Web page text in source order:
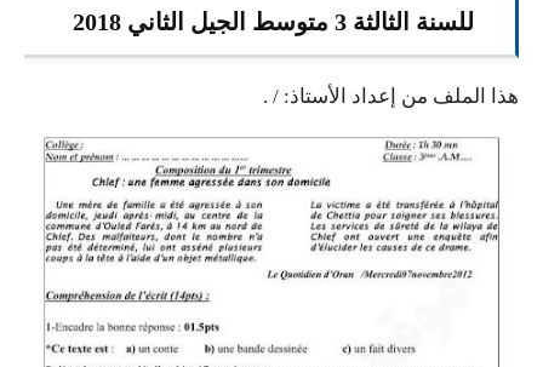
السنة الثانية متوسط
شهادة التعليم المتوسط
بنك الفروض و الاختبارات
محفظة الأستاذ
بنك مذكرات الاستاذ
للسنة الثالثة 3 متوسط الجيل الثاني 2018
هذا الملف من إعداد الأستاذ: / .